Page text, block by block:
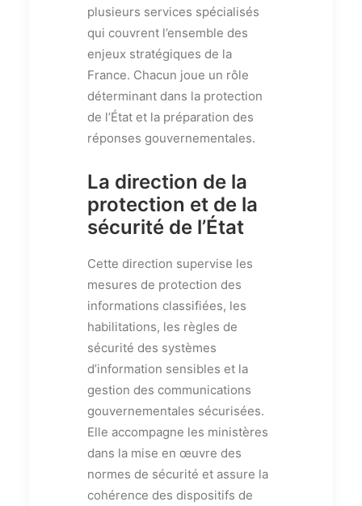
plusieurs services spécialisés
qui couvrent l’ensemble des
enjeux stratégiques de la
France. Chacun joue un rôle
déterminant dans la protection
de l’État et la préparation des
réponses gouvernementales.
La direction de la
protection et de la
sécurité de l’État
Cette direction supervise les
mesures de protection des
informations classifiées, les
habilitations, les règles de
sécurité des systèmes
d’information sensibles et la
gestion des communications
gouvernementales sécurisées.
Elle accompagne les ministères
dans la mise en œuvre des
normes de sécurité et assure la
cohérence des dispositifs de